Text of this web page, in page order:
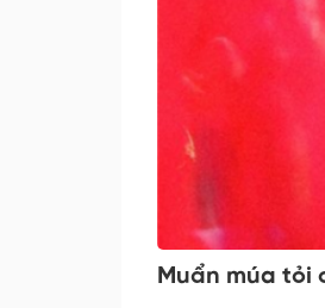
Muẩn múa tỏi